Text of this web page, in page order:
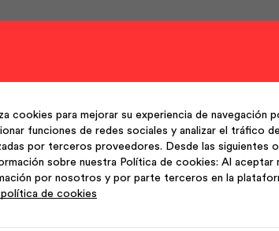
cookies para mejorar su experiencia de navegación
funciones de redes sociales y analizar el tráfico
por terceros proveedores. Desde las siguientes
sobre nuestra Política de cookies: Al aceptar
por nosotros y por parte terceros en la
política de cookies